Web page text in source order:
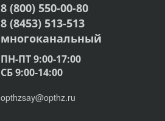
8 (800) 550-00-80
8 (8453) 513-513
многоканальный
ПН-ПТ 9:00-17:00
СБ 9:00-14:00
opthzsay@opthz.ru